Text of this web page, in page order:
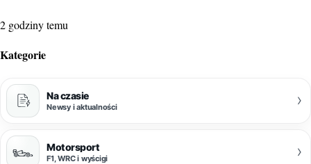
2 godziny temu
Kategorie
Na czasie
Newsy i aktualności ›
Motorsport
F1, WRC i wyścigi ›